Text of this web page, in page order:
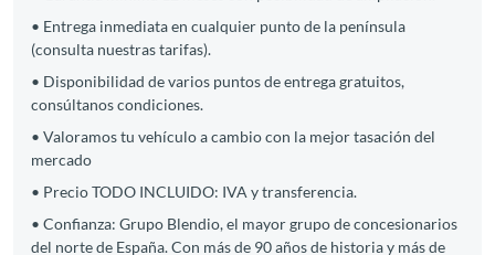
• Entrega inmediata en cualquier punto de la península
(consulta nuestras tarifas).
• Disponibilidad de varios puntos de entrega gratuitos,
consúltanos condiciones.
• Valoramos tu vehículo a cambio con la mejor tasación del
mercado
• Precio TODO INCLUIDO: IVA y transferencia.
• Confianza: Grupo Blendio, el mayor grupo de concesionarios
del norte de España. Con más de 90 años de historia y más de